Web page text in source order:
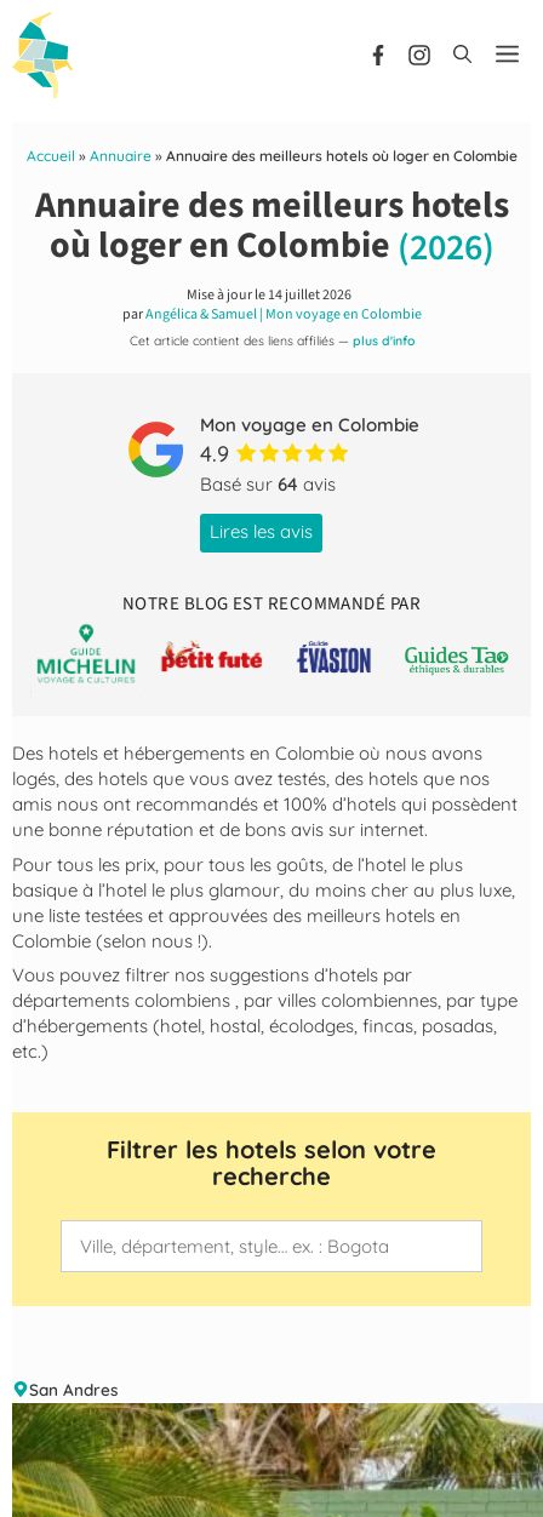
au
contenu
Accueil » Annuaire» Annuaire des meilleurs hotels où loger en Colombie
Annuaire des meilleurs hotels
où loger en Colombie (2026)
Mise à jour le14 juillet 2026
parAngélica & Samuel | Mon voyage en Colombie
Cet article contient des liens affiliés — plus d'info
Mon voyage en Colombie
4.9
Basé sur 64 avis
Lires les avis
NOTRE BLOG EST RECOMMANDÉ PAR
Des hotels et hébergements en Colombie où nous avons
logés, des hotels que vous avez testés, des hotels que nos
amis nous ont recommandés et 100% d’hotels qui possèdent
une bonne réputation et de bons avis sur internet.
Pour tous les prix, pour tous les goûts, de l’hotel le plus
basique à l’hotel le plus glamour, du moins cher au plus luxe,
une liste testées et approuvées des meilleurs hotels en
Colombie (selon nous !).
Vous pouvez filtrer nos suggestions d’hotels par
départements colombiens , par villes colombiennes, par type
d’hébergements (hotel, hostal, écolodges, fincas, posadas,
etc.)
Filtrer les hotels selon votre
recherche
San Andres